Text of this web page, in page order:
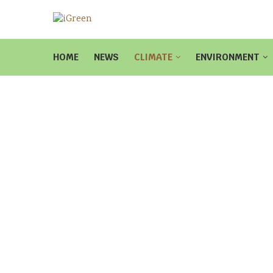
HOME NEWS CLIMATE ENVIRONMENT